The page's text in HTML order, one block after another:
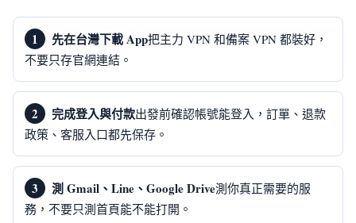
先在台灣下載 App把主力 VPN 和備案 VPN 都裝好，
不要只存官網連結。
完成登入與付款出發前確認帳號能登入，訂單、退款
政策、客服入口都先保存。
測 Gmail、Line、Google Drive測你真正需要的服
務，不要只測首頁能不能打開。